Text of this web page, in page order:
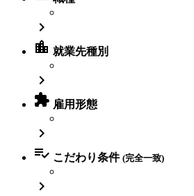

location_city 就業先種別

 雇用形態

 こだわり条件 (完全一致)
